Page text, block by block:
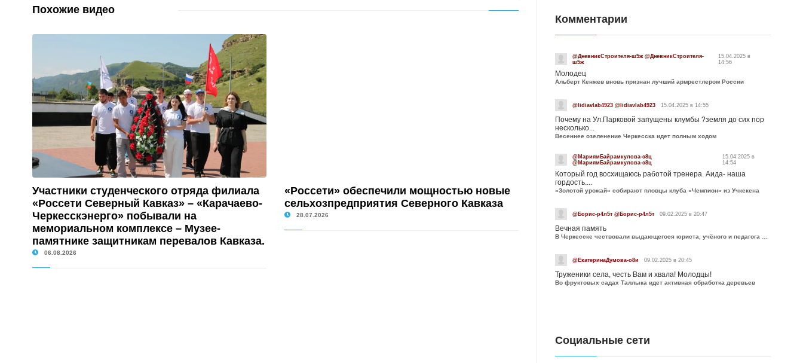
Похожие видео
Участники студенческого отряда филиала
«Россети Северный Кавказ» – «Карачаево-
Черкесскэнерго» побывали на
мемориальном комплексе – Музее-
памятнике защитникам перевалов Кавказа.
06.08.2026
«Россети» обеспечили мощностью новые
сельхозпредприятия Северного Кавказа
28.07.2026
Комментарии
@ДневникСтроителя-ш5ж @ДневникСтроителя-
ш5ж
15.04.2025 в
14:56
Молодец
Альберт Кенжев вновь признан лучший армрестлером России
@lidiavlab4923 @lidiavlab4923 15.04.2025 в 14:55
Почему на Ул.Парковой запущены клумбы ?земля до сих пор
несколько...
Весеннее озеленение Черкесска идет полным ходом
@МариямБайрамкулова-э8ц
@МариямБайрамкулова-э8ц
15.04.2025 в
14:54
Который год восхищаюсь работой тренера. Аида- наша
гордость....
«Золотой урожай» собирают пловцы клуба «Чемпион» из Учкекена
@Борис-р4л5т @Борис-р4л5т 09.02.2025 в 20:47
Вечная память
@ЕкатеринаДумова-о8и 09.02.2025 в 20:45
Труженики села, честь Вам и хвала! Молодцы!
Во фруктовых садах Таллыка идет активная обработка деревьев
Социальные сети